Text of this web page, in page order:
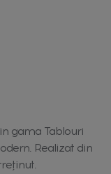
gama Tablouri
Realizat din